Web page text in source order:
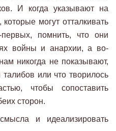
И когда указывают на
могут отталкивать
помнить, что они
войны и анархии, а во-
никогда не показывают,
или что творилось
чтобы сопоставить
сторон.
и идеализировать